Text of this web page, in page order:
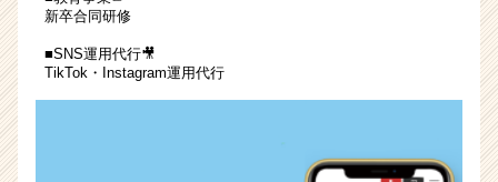
カ
ウ
新卒合同研修
■SNS運用代行🎥
TikTok・Instagram運用代行